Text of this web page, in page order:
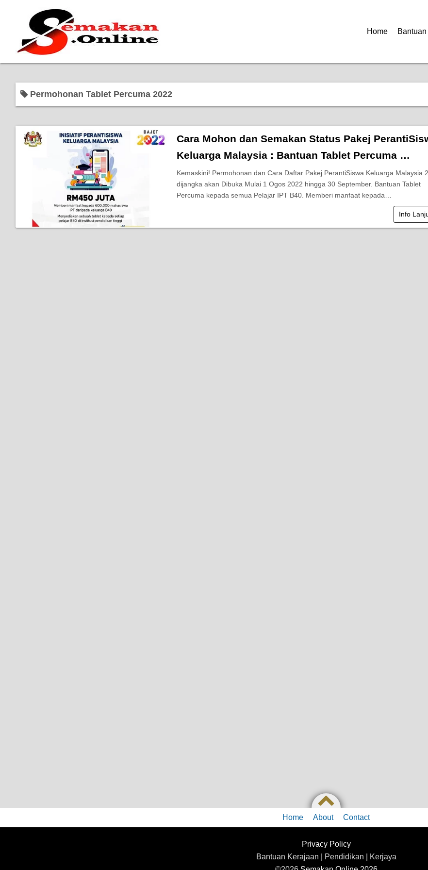
Home
Permohonan Tablet Percuma 2022
Cara Mohon dan Semakan Status Pakej
Keluarga Malaysia : Bantuan Tablet Percuma …
Kemaskini! Permohonan dan Cara Daftar Pakej PerantiSiswa Keluarga Malaysia
dijangka akan Dibuka Mulai 1 Ogos 2022 hingga 30 September. Bantuan Tablet
Percuma kepada semua Pelajar IPT B40. Memberi manfaat kepada…
Info
Home About Contact
Privacy Policy
Bantuan Kerajaan | Pendidikan | Kerjaya